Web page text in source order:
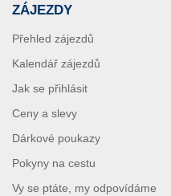
ZÁJEZDY
Přehled zájezdů
Kalendář zájezdů
Jak se přihlásit
Ceny a slevy
Dárkové poukazy
Pokyny na cestu
Vy se ptáte, my odpovídáme